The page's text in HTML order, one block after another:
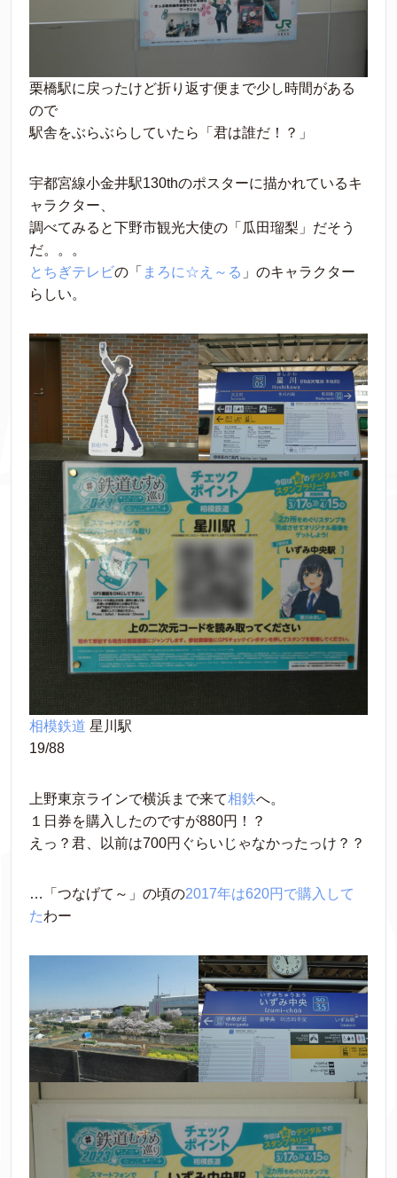
栗橋駅に戻ったけど折り返す便まで少し時間がある
ので
駅舎をぶらぶらしていたら「君は誰だ！？」
宇都宮線小金井駅130thのポスターに描かれているキ
ャラクター、
調べてみると下野市観光大使の「瓜田瑠梨」だそう
だ。。。
とちぎテレビの「 まろに☆え～る 」のキャラクター
らしい。
相模鉄道 星川駅
19/88
上野東京ラインで横浜まで来て相鉄へ。
１日券を購入したのですが880円！？
えっ？君、以前は700円ぐらいじゃなかったっけ？？
…「つなげて～」の頃の2017年は620円で購入して
たわー